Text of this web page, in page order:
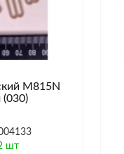
M815N
шт